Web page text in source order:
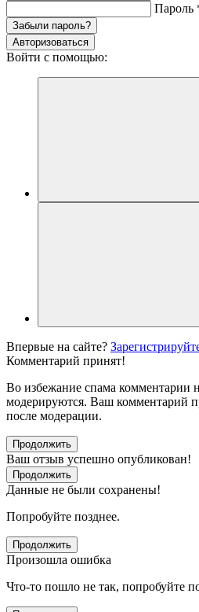
Пароль
Забыли пароль?
Авторизоваться
Войти с помощью:
Впервые на сайте?
Комментарий принят!
Во избежание спама комментарии
модерируются. Ваш комментарий
после модерации.
Продолжить
Ваш отзыв успешно опубликован!
Продолжить
Данные не были сохранены!
Попробуйте позднее.
Продолжить
Произошла ошибка
Что-то пошло не так, попробуйте